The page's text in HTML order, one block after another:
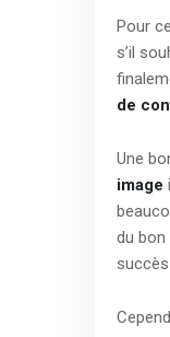
Pour
s’il
de
Une
image
du
succès